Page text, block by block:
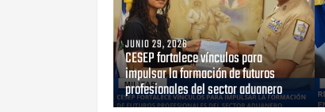
JUNIO 29, 2026
CESEP fortalece vínculos para
impulsar la formación de futuros
profesionales del sector aduanero